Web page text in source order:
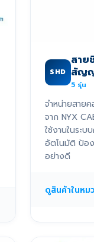
SHD
สาย
สัญ
5 รุ่น
จำหน่ายสาย
จาก NYX
ใช้งานในระ
อัตโนมัติ ป้อ
อย่างดี
ดูสินค้าในหม